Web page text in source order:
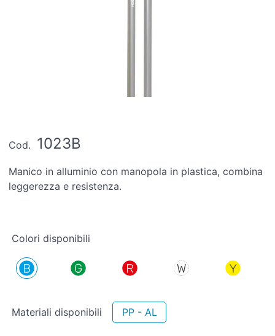
Cod. 1023B
Manico in alluminio con manopola in plastica, combina
leggerezza e resistenza.
Colori disponibili
Materiali disponibili PP - AL